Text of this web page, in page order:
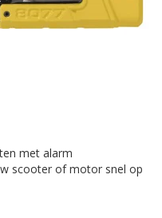
met alarm
scooter of motor snel op